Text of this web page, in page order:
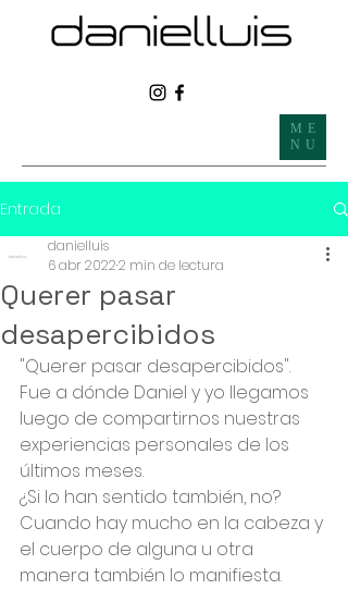
ME
NU
Entrada
Querer pasar
desapercibidos
danielluis
6 abr 20222 min de lectura
"Querer pasar desapercibidos".
Fue a dónde Daniel y yo llegamos
luego de compartirnos nuestras
experiencias personales de los
últimos meses.
¿Si lo han sentido también, no?
Cuando hay mucho en la cabeza y
el cuerpo de alguna u otra
manera también lo manifiesta.